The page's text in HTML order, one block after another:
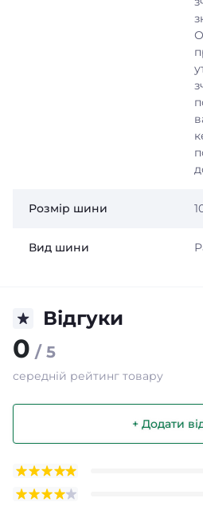
Розмір шини
Вид шини
Відгуки
0 / 5
середній рейтинг товару
+ Додати